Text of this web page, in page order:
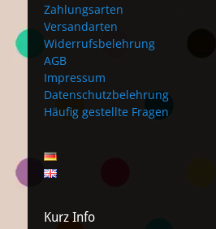
Zahlungsarten
Versandarten
Widerrufsbelehrung
AGB
Impressum
Datenschutzbelehrung
Häufig gestellte Fragen
Kurz Info